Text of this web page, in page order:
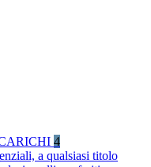
4
a qualsiasi titolo